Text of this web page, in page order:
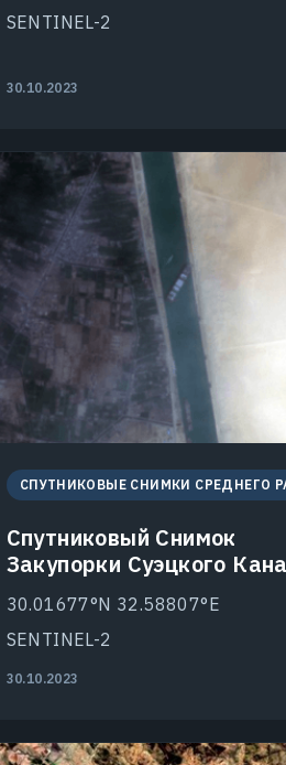
SENTINEL-2
30.10.2023
СПУТНИКОВЫЕ СНИМКИ СРЕДНЕГО
Спутниковый Снимок
Закупорки Суэцкого
30.01677°N 32.58807°E
SENTINEL-2
30.10.2023